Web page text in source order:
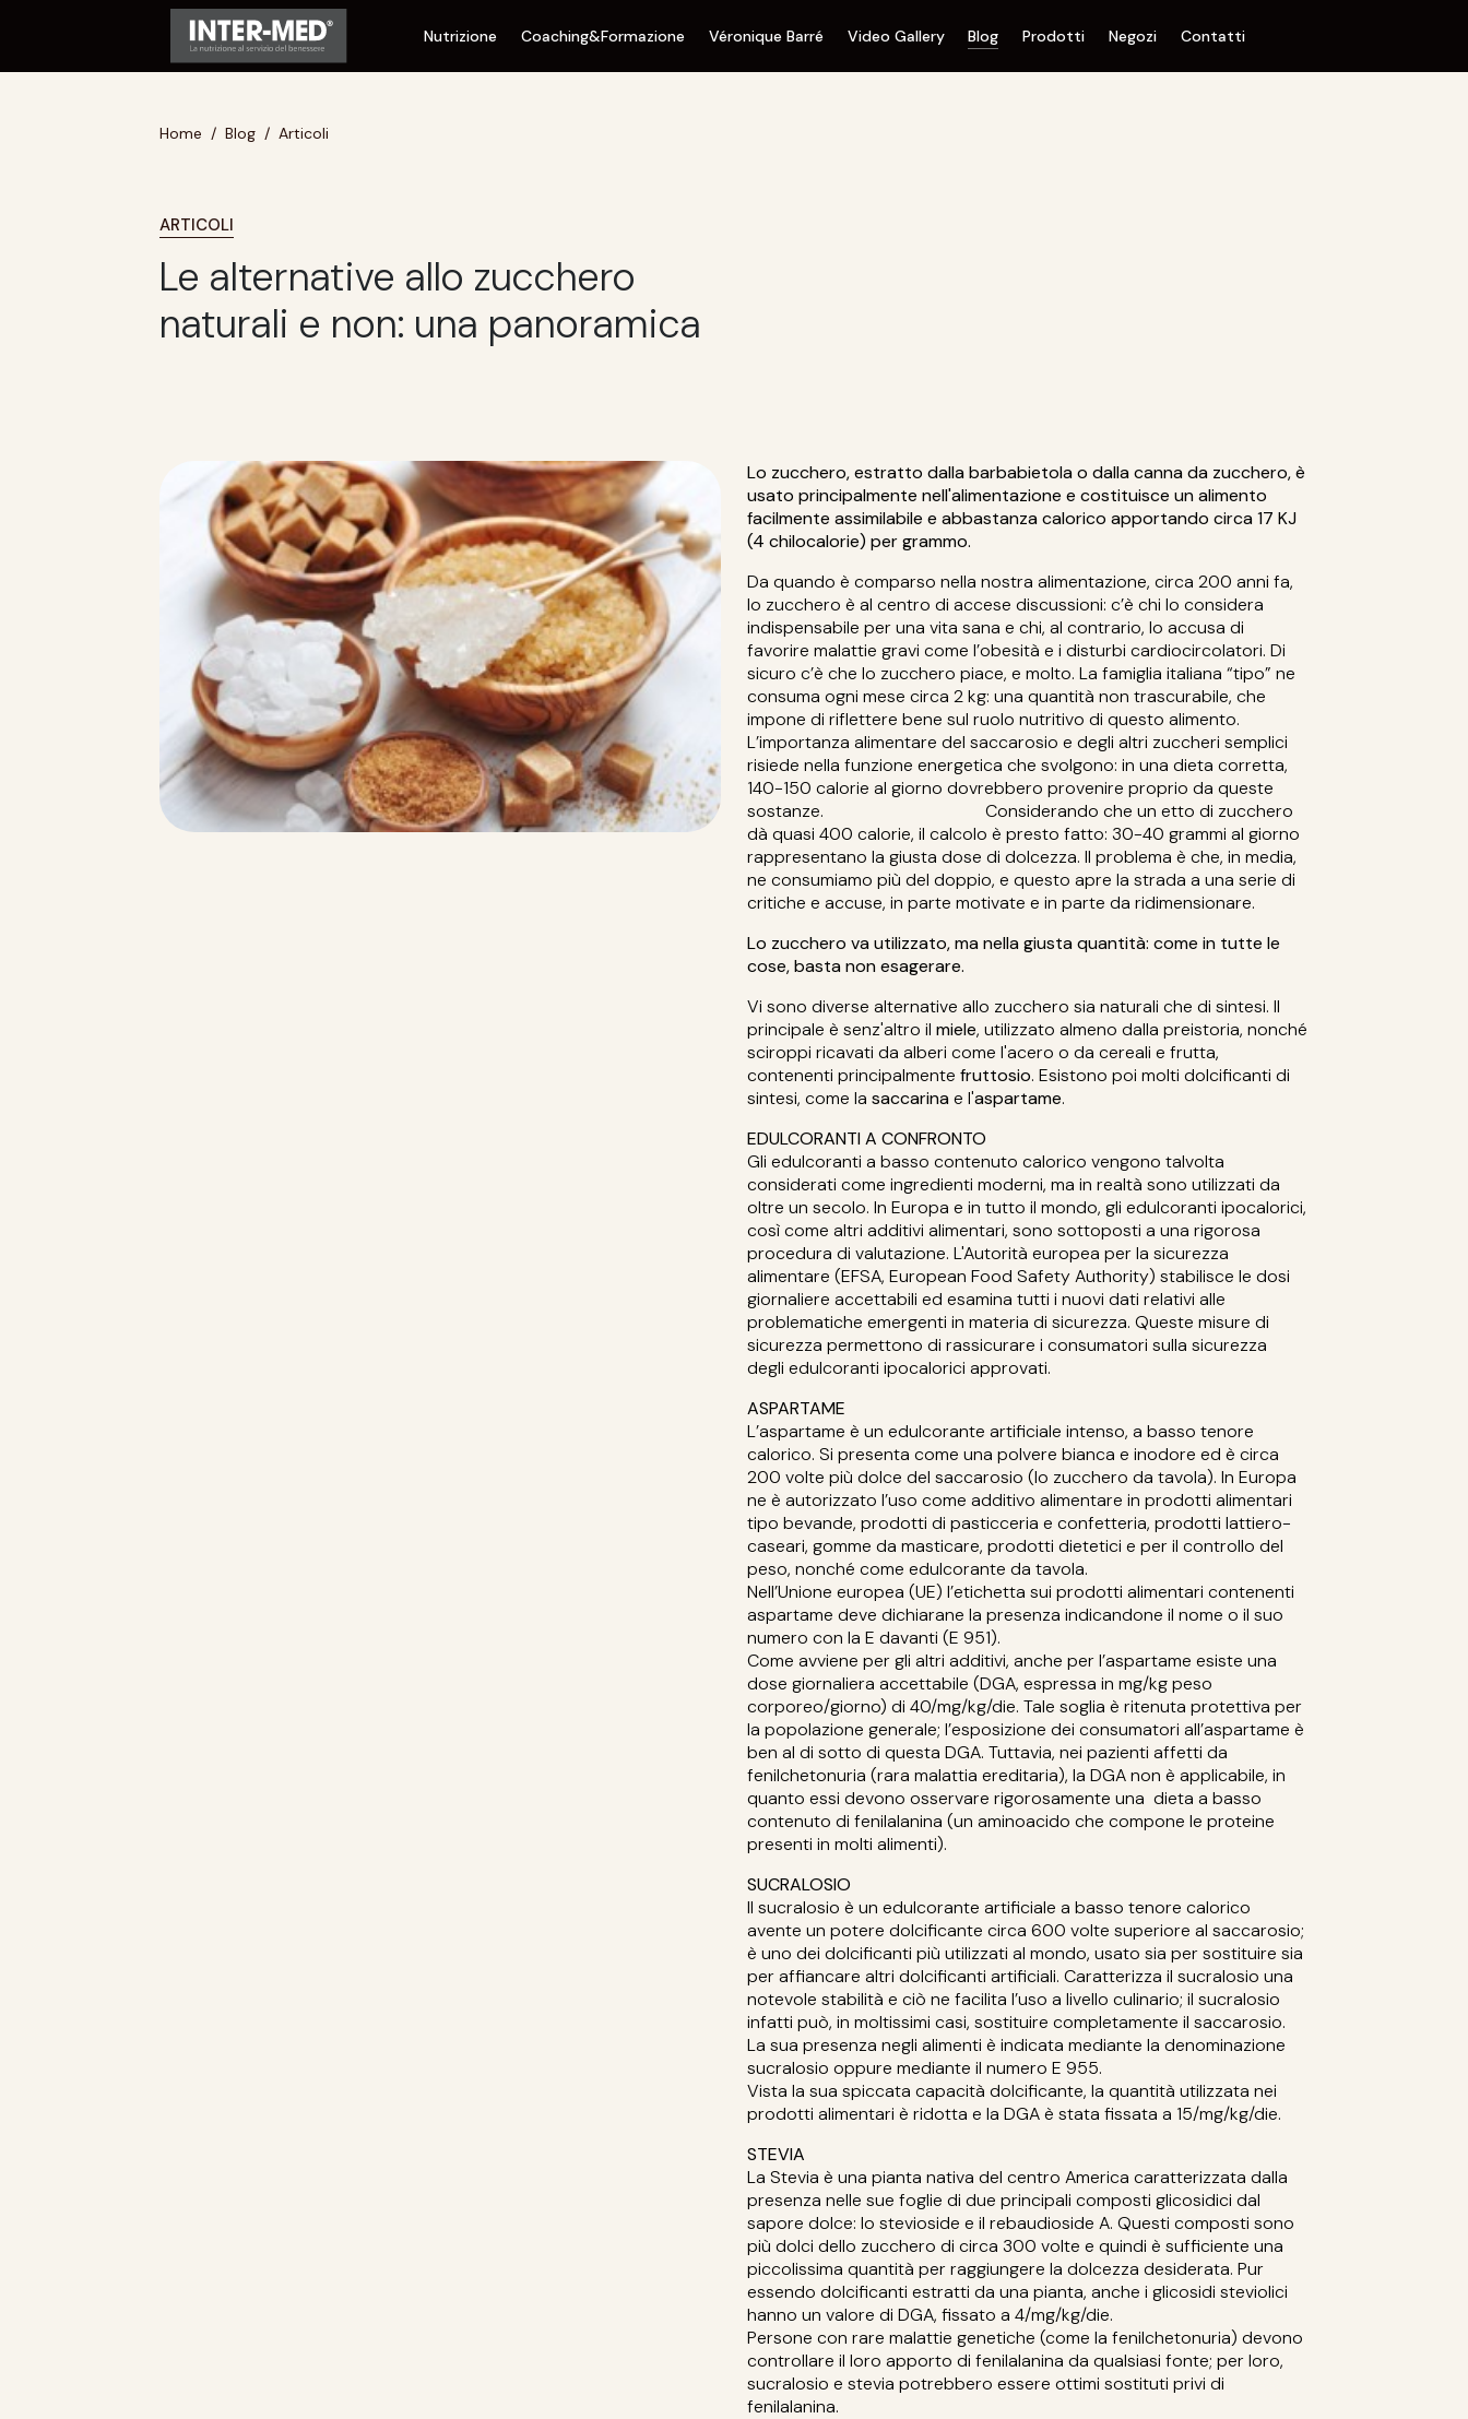
Nutrizione Coaching&Formazione Véronique Barré Video Gallery Blog Prodotti Negozi Contatti
Home Blog Articoli
ARTICOLI
Le alternative allo zucchero
naturali e non: una panoramica
Lo zucchero, estratto dalla barbabietola o dalla canna da zucchero, è
usato principalmente nell'alimentazione e costituisce un alimento
facilmente assimilabile e abbastanza calorico apportando circa 17 KJ
(4 chilocalorie) per grammo.
Da quando è comparso nella nostra alimentazione, circa 200 anni fa,
lo zucchero è al centro di accese discussioni: c’è chi lo considera
indispensabile per una vita sana e chi, al contrario, lo accusa di
favorire malattie gravi come l’obesità e i disturbi cardiocircolatori. Di
sicuro c’è che lo zucchero piace, e molto. La famiglia italiana “tipo” ne
consuma ogni mese circa 2 kg: una quantità non trascurabile, che
impone di riflettere bene sul ruolo nutritivo di questo alimento.
L’importanza alimentare del saccarosio e degli altri zuccheri semplici
risiede nella funzione energetica che svolgono: in una dieta corretta,
140-150 calorie al giorno dovrebbero provenire proprio da queste
sostanze. Considerando che un etto di zucchero
dà quasi 400 calorie, il calcolo è presto fatto: 30-40 grammi al giorno
rappresentano la giusta dose di dolcezza. Il problema è che, in media,
ne consumiamo più del doppio, e questo apre la strada a una serie di
critiche e accuse, in parte motivate e in parte da ridimensionare.
Lo zucchero va utilizzato, ma nella giusta quantità: come in tutte le
cose, basta non esagerare.
Vi sono diverse alternative allo zucchero sia naturali che di sintesi. Il
principale è senz'altro il miele, utilizzato almeno dalla preistoria, nonché
sciroppi ricavati da alberi come l'acero o da cereali e frutta,
contenenti principalmente fruttosio. Esistono poi molti dolcificanti di
sintesi, come la saccarinae l'aspartame.
EDULCORANTI A CONFRONTO
Gli edulcoranti a basso contenuto calorico vengono talvolta
considerati come ingredienti moderni, ma in realtà sono utilizzati da
oltre un secolo. In Europa e in tutto il mondo, gli edulcoranti ipocalorici,
così come altri additivi alimentari, sono sottoposti a una rigorosa
procedura di valutazione. L'Autorità europea per la sicurezza
alimentare (EFSA, European Food Safety Authority) stabilisce le dosi
giornaliere accettabili ed esamina tutti i nuovi dati relativi alle
problematiche emergenti in materia di sicurezza. Queste misure di
sicurezza permettono di rassicurare i consumatori sulla sicurezza
degli edulcoranti ipocalorici approvati.
ASPARTAME
L’aspartame è un edulcorante artificiale intenso, a basso tenore
calorico. Si presenta come una polvere bianca e inodore ed è circa
200 volte più dolce del saccarosio (lo zucchero da tavola). In Europa
ne è autorizzato l’uso come additivo alimentare in prodotti alimentari
tipo bevande, prodotti di pasticceria e confetteria, prodotti lattiero-
caseari, gomme da masticare, prodotti dietetici e per il controllo del
peso, nonché come edulcorante da tavola.
Nell’Unione europea (UE) l’etichetta sui prodotti alimentari contenenti
aspartame deve dichiarane la presenza indicandone il nome o il suo
numero con la E davanti (E 951).
Come avviene per gli altri additivi, anche per l’aspartame esiste una
dose giornaliera accettabile (DGA, espressa in mg/kg peso
corporeo/giorno) di 40/mg/kg/die. Tale soglia è ritenuta protettiva per
la popolazione generale; l’esposizione dei consumatori all’aspartame è
ben al di sotto di questa DGA. Tuttavia, nei pazienti affetti da
fenilchetonuria (rara malattia ereditaria), la DGA non è applicabile, in
quanto essi devono osservare rigorosamente una dieta a basso
contenuto di fenilalanina (un aminoacido che compone le proteine
presenti in molti alimenti).
SUCRALOSIO
Il sucralosio è un edulcorante artificiale a basso tenore calorico
avente un potere dolcificante circa 600 volte superiore al saccarosio;
è uno dei dolcificanti più utilizzati al mondo, usato sia per sostituire sia
per affiancare altri dolcificanti artificiali. Caratterizza il sucralosio una
notevole stabilità e ciò ne facilita l’uso a livello culinario; il sucralosio
infatti può, in moltissimi casi, sostituire completamente il saccarosio.
La sua presenza negli alimenti è indicata mediante la denominazione
sucralosio oppure mediante il numero E 955.
Vista la sua spiccata capacità dolcificante, la quantità utilizzata nei
prodotti alimentari è ridotta e la DGA è stata fissata a 15/mg/kg/die.
STEVIA
La Stevia è una pianta nativa del centro America caratterizzata dalla
presenza nelle sue foglie di due principali composti glicosidici dal
sapore dolce: lo stevioside e il rebaudioside A. Questi composti sono
più dolci dello zucchero di circa 300 volte e quindi è sufficiente una
piccolissima quantità per raggiungere la dolcezza desiderata. Pur
essendo dolcificanti estratti da una pianta, anche i glicosidi steviolici
hanno un valore di DGA, fissato a 4/mg/kg/die.
Persone con rare malattie genetiche (come la fenilchetonuria) devono
controllare il loro apporto di fenilalanina da qualsiasi fonte; per loro,
sucralosio e stevia potrebbero essere ottimi sostituti privi di
fenilalanina.